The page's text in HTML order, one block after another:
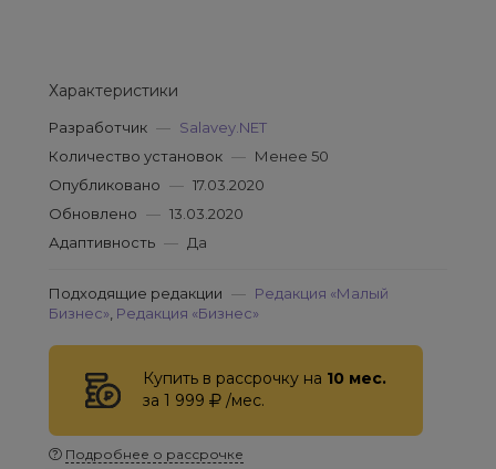
Характеристики
Разработчик — Salavey.NET
Количество установок — Менее 50
Опубликовано — 17.03.2020
Обновлено — 13.03.2020
Адаптивность — Да
Подходящие редакции — Редакция «Малый
Бизнес» Редакция «Бизнес»
Купить в рассрочку на 10 мес.
за 1 999
/мес.
Подробнее о рассрочке